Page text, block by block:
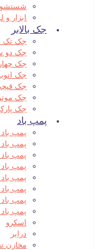
ابزار
جک بالابر
جک تک
جک دو
جک
جک
جک
جک
جک
پمپ باد
پمپ باد 250 لیتری
پمپ باد 350 لیتری
پمپ باد 500 لیتری
پمپ باد 750 لیتری
پمپ باد 1000 لیتری
پمپ باد
پمپ باد 10-20-50 لیتری
پمپ باد 1200 لیتری
اسکرو
درایر
مخازن